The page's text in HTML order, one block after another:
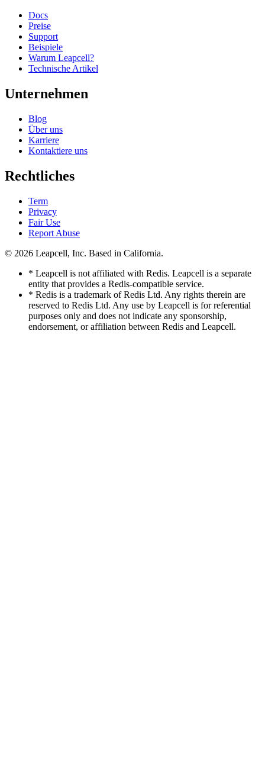
Docs
Preise
Support
Beispiele
Warum Leapcell?
Technische Artikel
Unternehmen
Blog
Über uns
Karriere
Kontaktiere uns
Rechtliches
Term
Privacy
Fair Use
Report Abuse
© 2026 Leapcell, Inc. Based in California.
* Leapcell is not affiliated with Redis. Leapcell is a separate
entity that provides a Redis-compatible service.
* Redis is a trademark of Redis Ltd. Any rights therein are
reserved to Redis Ltd. Any use by Leapcell is for referential
purposes only and does not indicate any sponsorship,
endorsement, or affiliation between Redis and Leapcell.